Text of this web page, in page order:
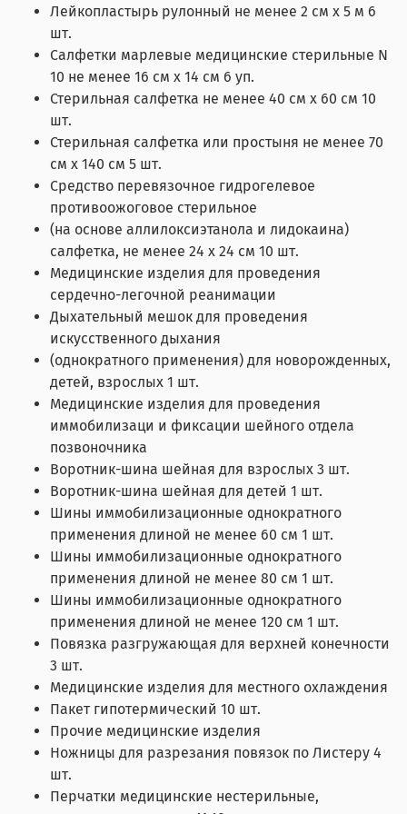
Лейкопластырь рулонный не менее 2 см x 5 м 6
шт.
Салфетки марлевые медицинские стерильные N
10 не менее 16 см x 14 см 6 уп.
Стерильная салфетка не менее 40 см x 60 см 10
шт.
Стерильная салфетка или простыня не менее 70
см x 140 см 5 шт.
Средство перевязочное гидрогелевое
противоожоговое стерильное
(на основе аллилоксиэтанола и лидокаина)
салфетка, не менее 24 x 24 см 10 шт.
Медицинские изделия для проведения
сердечно-легочной реанимации
Дыхательный мешок для проведения
искусственного дыхания
(однократного применения) для новорожденных,
детей, взрослых 1 шт.
Медицинские изделия для проведения
иммобилизаци и фиксации шейного отдела
позвоночника
Воротник-шина шейная для взрослых 3 шт.
Воротник-шина шейная для детей 1 шт.
Шины иммобилизационные однократного
применения длиной не менее 60 см 1 шт.
Шины иммобилизационные однократного
применения длиной не менее 80 см 1 шт.
Шины иммобилизационные однократного
применения длиной не менее 120 см 1 шт.
Повязка разгружающая для верхней конечности
3 шт.
Медицинские изделия для местного охлаждения
Пакет гипотермический 10 шт.
Прочие медицинские изделия
Ножницы для разрезания повязок по Листеру 4
шт.
Перчатки медицинские нестерильные,